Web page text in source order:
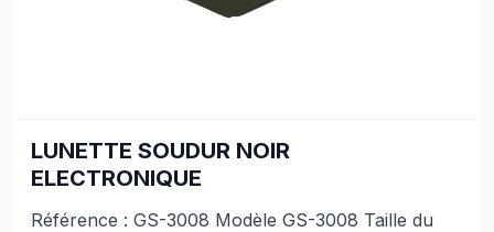
LUNETTE SOUDUR NOIR
ELECTRONIQUE
Référence : GS-3008 Modèle GS-3008 Taille du